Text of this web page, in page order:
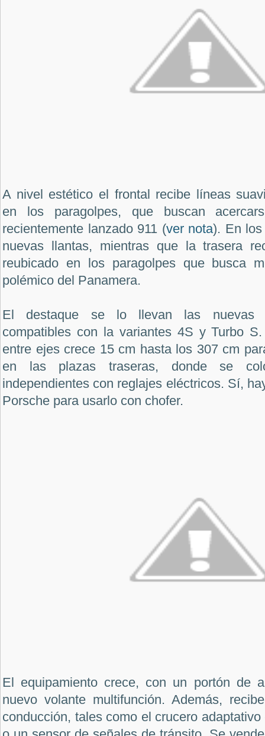
A nivel estético el frontal recibe líneas
en los paragolpes, que buscan
recientemente lanzado 911 (ver nota). En
nuevas llantas, mientras que la trasera
reubicado en los paragolpes que busca
polémico del Panamera.
El destaque se lo llevan las nuevas
compatibles con la variantes 4S y Turbo
entre ejes crece 15 cm hasta los 307 cm
en las plazas traseras, donde se
independientes con reglajes eléctricos. Sí,
Porsche para usarlo con chofer.
El equipamiento crece, con un portón de
nuevo volante multifunción. Además,
conducción, tales como el crucero